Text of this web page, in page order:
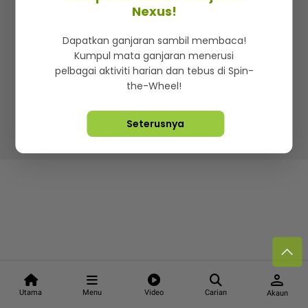
Utama Menu Video Carian
person
Akaun
Iklan di SMG360
Terma & Syarat Dasar Privasi
Lebih hot, viral dan sensasi
Hakcipta Terpelihara ©2026. Star Media Group Berhad
Nexus!
Dapatkan ganjaran sambil membaca!
Kumpul mata ganjaran menerusi
pelbagai aktiviti harian dan tebus di Spin-
the-Wheel!
Seterusnya